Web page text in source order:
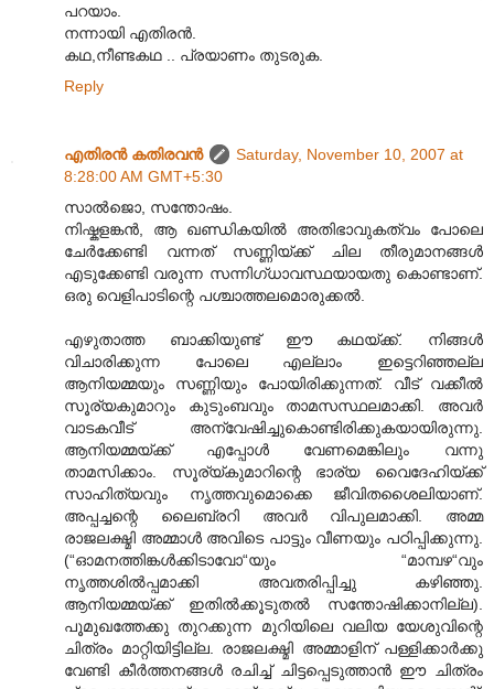
പ‌റയാം.
നന്നായി എതിരന്‍.
കഥ,നീണ്ടകഥ .. പ്രയാണ‌ം തുടരുക.
Reply
എതിരന്‍ കതിരവന്‍
Saturday, November 10, 2007 at
8:28:00 AM GMT+5:30
സാല്‍ജൊ, സന്തോഷം.
നിഷ്കളങ്കന്‍, ആ ഖണ്ഡികയില്‍ അതിഭാവുകത്വം പോലെ
ചേര്‍ക്കേണ്ടി വന്നത് സണ്ണിയ്ക്ക് ചില തീരുമാനങ്ങള്‍
എടുക്കേണ്ടി വരുന്ന സന്നിഗ്ധാവസ്ഥയായതു കൊണ്ടാണ്.
ഒരു വെളിപാടിന്റെ പശ്ചാത്തലമൊരുക്കല്‍.
എഴുതാത്ത ബാക്കിയുണ്ട് ഈ കഥയ്ക്ക്. നിങ്ങള്‍
വിചാരിക്കുന്ന പോലെ എല്ലാം ഇട്ടെറിഞ്ഞല്ല
ആനിയമ്മയും സണ്ണിയും പോയിരിക്കുന്നത്. വീട് വക്കീല്‍
സൂര്യകുമാറും കുടുംബവും താമസസ്ഥലമാക്കി. അവര്‍
വാടകവീട് അന്വേഷിച്ചുകൊണ്ടിരിക്കുകയായിരുന്നു.
ആനിയമ്മയ്ക്ക് എപ്പോള്‍ വേണമെങ്കിലും വന്നു
താമസിക്കാം. സൂര്യ്കുമാറിന്റെ ഭാര്യ വൈദേഹിയ്ക്ക്
സാഹിത്യവും നൃത്തവുമൊക്കെ ജീവിതശൈലിയാണ്.
അപ്പച്ചന്റെ ലൈബ്രറി അവര്‍ വിപുലമാക്കി. അമ്മ
രാജലക്ഷ്മി അമ്മാള്‍ അവിടെ പാട്ടും വീണയും പഠിപ്പിക്കുന്നു.
(“ഓമനത്തിങ്കള്‍ക്കിടാവോ“യും “മാമ്പഴ“വും
നൃത്തശില്‍പ്പമാക്കി അവതരിപ്പിച്ചു കഴിഞ്ഞു.
ആനിയമ്മയ്ക്ക് ഇതില്‍ക്കൂടുതല്‍ സന്തോഷിക്കാനില്ല).
പൂമുഖത്തേക്കു തുറക്കുന്ന മുറിയിലെ വലിയ യേശുവിന്റെ
ചിത്രം മാറ്റിയിട്ടില്ല. രാജലക്ഷ്മി അമ്മാളിന് പള്ളിക്കാര്‍ക്കു
വേണ്ടി കീര്‍ത്തനങ്ങള്‍ രചിച്ച് ചിട്ടപ്പെടുത്താന്‍ ഈ ചിത്രം